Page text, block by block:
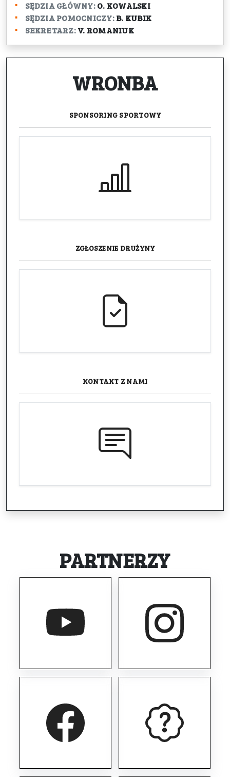
SĘDZIA GŁÓWNY: O. KOWALSKI
SĘDZIA POMOCNICZY: B. KUBIK
SEKRETARZ: V. ROMANIUK
WRONBA
SPONSORING SPORTOWY
ZGŁOSZENIE DRUŻYNY
KONTAKT Z NAMI
PARTNERZY